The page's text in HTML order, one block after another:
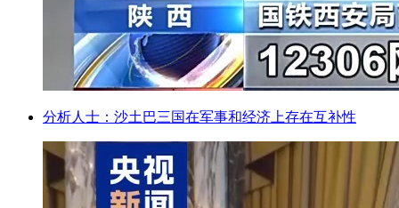
分析人士：沙土巴三国在军事和经济上存在互补性